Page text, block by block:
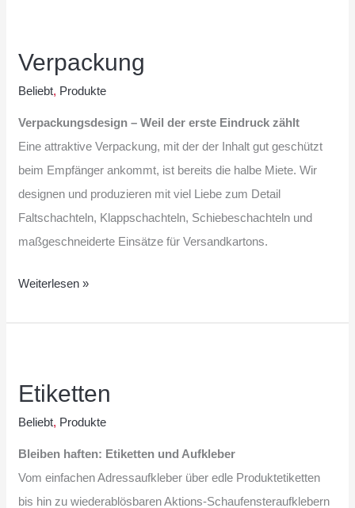
Verpackung
Beliebt, Produkte
Verpackungsdesign – Weil der erste Eindruck zählt
Eine attraktive Verpackung, mit der der Inhalt gut geschützt
beim Empfänger ankommt, ist bereits die halbe Miete. Wir
designen und produzieren mit viel Liebe zum Detail
Faltschachteln, Klappschachteln, Schiebeschachteln und
maßgeschneiderte Einsätze für Versandkartons.
Weiterlesen »
Etiketten
Beliebt, Produkte
Bleiben haften: Etiketten und Aufkleber
Vom einfachen Adressaufkleber über edle Produktetiketten
bis hin zu wiederablösbaren Aktions-Schaufensteraufklebern